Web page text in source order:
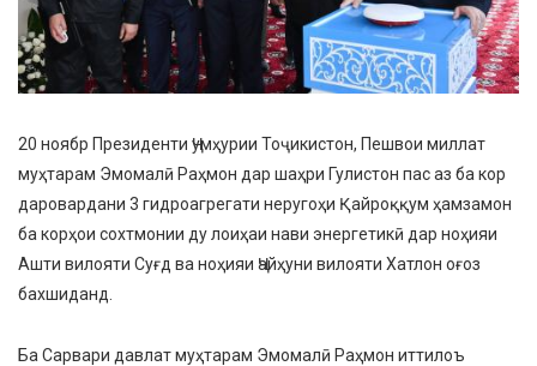
20 ноябр Президенти Ҷумҳурии Тоҷикистон, Пешвои миллат
муҳтарам Эмомалӣ Раҳмон дар шаҳри Гулистон пас аз ба кор
даровардани 3 гидроагрегати неругоҳи Қайроққум ҳамзамон
ба корҳои сохтмонии ду лоиҳаи нави энергетикӣ дар ноҳияи
Ашти вилояти Суғд ва ноҳияи Ҷайҳуни вилояти Хатлон оғоз
бахшиданд.
Ба Сарвари давлат муҳтарам Эмомалӣ Раҳмон иттилоъ